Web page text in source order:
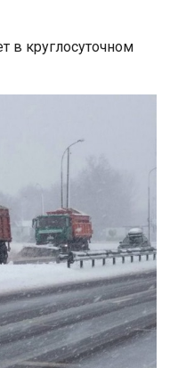
в круглосуточном